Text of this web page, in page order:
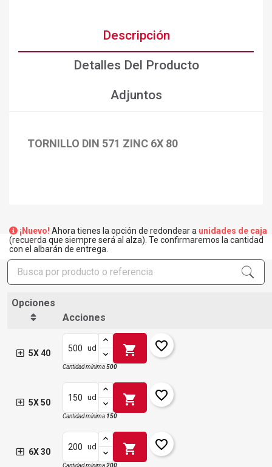
Descripción
Detalles Del Producto
Adjuntos
TORNILLO DIN 571 ZINC 6X 80
¡Nuevo! Ahora tienes la opción de redondear a unidades de caja
(recuerda que siempre será al alza). Te confirmaremos la cantidad
con el albarán de entrega.
Opciones
Acciones
5X 40
ud shopping_cart favorite_border
Cantidad mínima500
5X 50
ud shopping_cart favorite_border
Cantidad mínima 150
6X 30
ud shopping_cart favorite_border
Cantidad mínima200